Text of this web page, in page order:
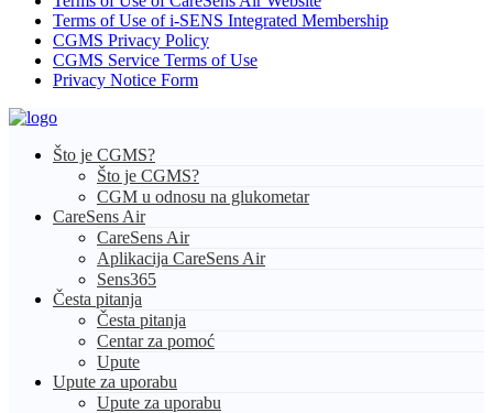
Terms of Use of i-SENS Integrated Membership
CGMS Privacy Policy
CGMS Service Terms of Use
Privacy Notice Form
Što je CGMS?
Što je CGMS?
CGM u odnosu na glukometar
CareSens Air
CareSens Air
Aplikacija CareSens Air
Sens365
Česta pitanja
Česta pitanja
Centar za pomoć
Upute
Upute za uporabu
Upute za uporabu